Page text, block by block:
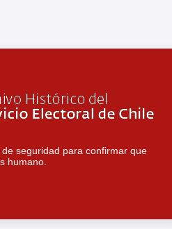
seguridad para confirmar que
humano.